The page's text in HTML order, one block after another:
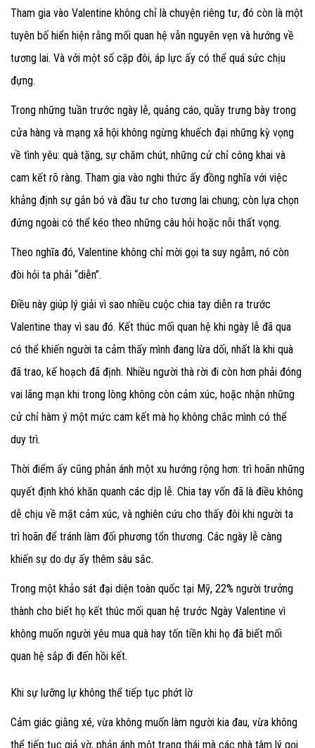
Tham gia vào Valentine không chỉ là chuyện riêng tư, đó còn là một
tuyên bố hiển hiện rằng mối quan hệ vẫn nguyên vẹn và hướng về
tương lai. Và với một số cặp đôi, áp lực ấy có thể quá sức chịu
đựng.
Trong những tuần trước ngày lễ, quảng cáo, quầy trưng bày trong
cửa hàng và mạng xã hội không ngừng khuếch đại những kỳ vọng
về tình yêu: quà tặng, sự chăm chút, những cử chỉ công khai và
cam kết rõ ràng. Tham gia vào nghi thức ấy đồng nghĩa với việc
khẳng định sự gắn bó và đầu tư cho tương lai chung; còn lựa chọn
đứng ngoài có thể kéo theo những câu hỏi hoặc nỗi thất vọng.
Theo nghĩa đó, Valentine không chỉ mời gọi ta suy ngẫm, nó còn
đòi hỏi ta phải “diễn”.
Điều này giúp lý giải vì sao nhiều cuộc chia tay diễn ra trước
Valentine thay vì sau đó. Kết thúc mối quan hệ khi ngày lễ đã qua
có thể khiến người ta cảm thấy mình đang lừa dối, nhất là khi quà
đã trao, kế hoạch đã định. Nhiều người thà rời đi còn hơn phải đóng
vai lãng mạn khi trong lòng không còn cảm xúc, hoặc nhận những
cử chỉ hàm ý một mức cam kết mà họ không chắc mình có thể
duy trì.
Thời điểm ấy cũng phản ánh một xu hướng rộng hơn: trì hoãn những
quyết định khó khăn quanh các dịp lễ. Chia tay vốn đã là điều không
dễ chịu về mặt cảm xúc, và nghiên cứu cho thấy đôi khi người ta
trì hoãn để tránh làm đối phương tổn thương. Các ngày lễ càng
khiến sự do dự ấy thêm sâu sắc.
Trong một khảo sát đại diện toàn quốc tại Mỹ, 22% người trưởng
thành cho biết họ kết thúc mối quan hệ trước Ngày Valentine vì
không muốn người yêu mua quà hay tốn tiền khi họ đã biết mối
quan hệ sắp đi đến hồi kết.
Khi sự lưỡng lự không thể tiếp tục phớt lờ
Cảm giác giằng xé, vừa không muốn làm người kia đau, vừa không
thể tiếp tục giả vờ, phản ánh một trạng thái mà các nhà tâm lý gọi